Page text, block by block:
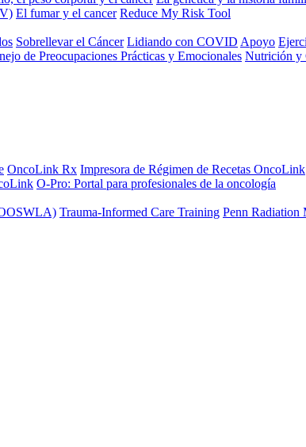
El fumar y el cancer Reduce My Risk Tool
Sobrellevar el Cáncer Lidiando con COVID Apoyo
de Preocupaciones Prácticas y Emocionales Nutrición y
OncoLink Rx Impresora de Régimen de Recetas OncoLink
O-Pro: Portal para profesionales de la oncología
Trauma-Informed Care Training Penn Radiation